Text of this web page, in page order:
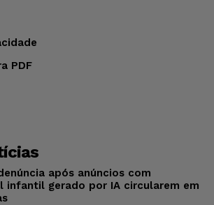
PDF
após anúncios com
infantil gerado por IA circularem em